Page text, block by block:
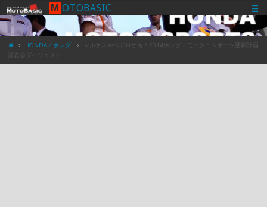
M OTOBASIC
HONDA／ホンダ
マルケスやペドロサも！2014ホンダ・モータースポーツ活動計画
発表会ダイジェスト